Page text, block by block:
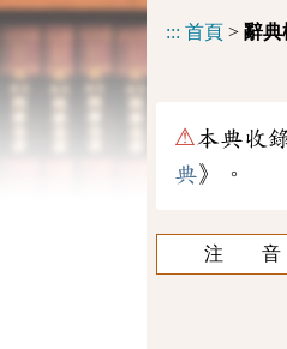
::: 首頁 > 辭典
⚠本典收
典》。
注 音